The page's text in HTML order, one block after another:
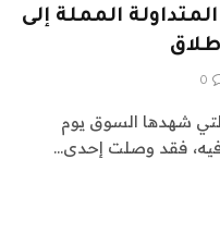
المملة إلى
0
شهدها السوق يوم
فيه، فقد وصلت إحدى…